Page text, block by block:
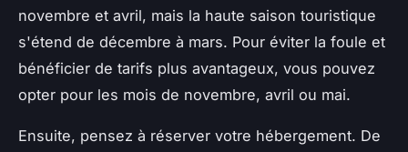
novembre et avril, mais la haute saison touristique
s'étend de décembre à mars. Pour éviter la foule et
bénéficier de tarifs plus avantageux, vous pouvez
opter pour les mois de novembre, avril ou mai.
Ensuite, pensez à réserver votre hébergement. De